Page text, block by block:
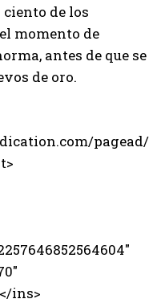
ciento de los
momento de
antes de que se
de oro.
pagead/
ins>